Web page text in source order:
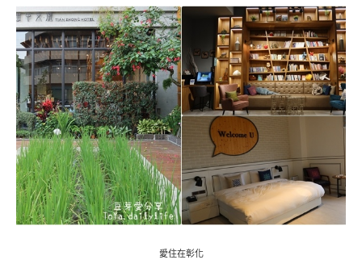
愛住在彰化